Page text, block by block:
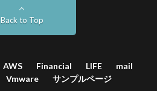
Back to Top
AWS Financial LIFE
mail
Vmware サンプルページ